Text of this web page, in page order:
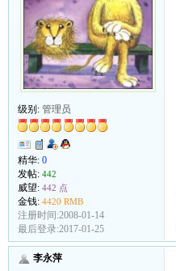
级别: 管理员
精华: 0
发帖: 442
威望: 442 点
金钱: 4420 RMB
注册时间:2008-01-14
最后登录:2017-01-25
李永萍